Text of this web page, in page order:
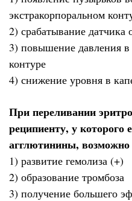
экстракорпоральном
2) срабатывание датчика
3) повышение давления в
контуре
4) снижение уровня в
При переливании
реципиенту, у которого
агглютинины, возможно
1) развитие гемолиза (+)
2) образование тромбоза
3) получение большего